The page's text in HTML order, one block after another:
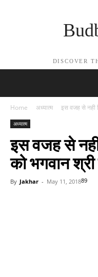
DISCOVER
Home अध्यात्म इस वजह से नही
अध्यात्म
इस वजह से नही
को भगवान
By Jakhar - May 11, 201889